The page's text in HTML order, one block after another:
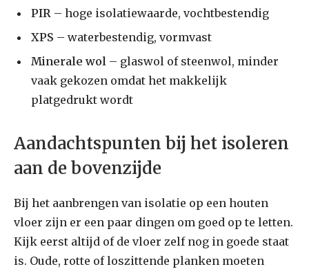
PIR – hoge isolatiewaarde, vochtbestendig
XPS – waterbestendig, vormvast
Minerale wol – glaswol of steenwol, minder
vaak gekozen omdat het makkelijk
platgedrukt wordt
Aandachtspunten bij het isoleren
aan de bovenzijde
Bij het aanbrengen van isolatie op een houten
vloer zijn er een paar dingen om goed op te letten.
Kijk eerst altijd of de vloer zelf nog in goede staat
is. Oude, rotte of loszittende planken moeten